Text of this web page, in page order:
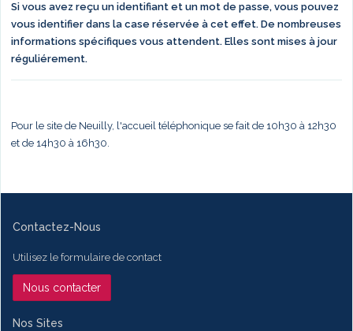
Si vous avez reçu un identifiant et un mot de passe, vous pouvez
vous identifier dans la case réservée à cet effet. De nombreuses
informations spécifiques vous attendent. Elles sont mises à jour
réguliérement.
Pour le site de Neuilly, l'accueil téléphonique se fait de 10h30 à 12h30
et de 14h30 à 16h30.
Contactez-Nous
Utilisez le formulaire de contact
Nous contacter
Nos Sites